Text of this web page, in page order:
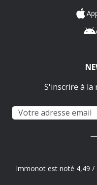
S'inscrire à
Immonot est noté 4,49 /